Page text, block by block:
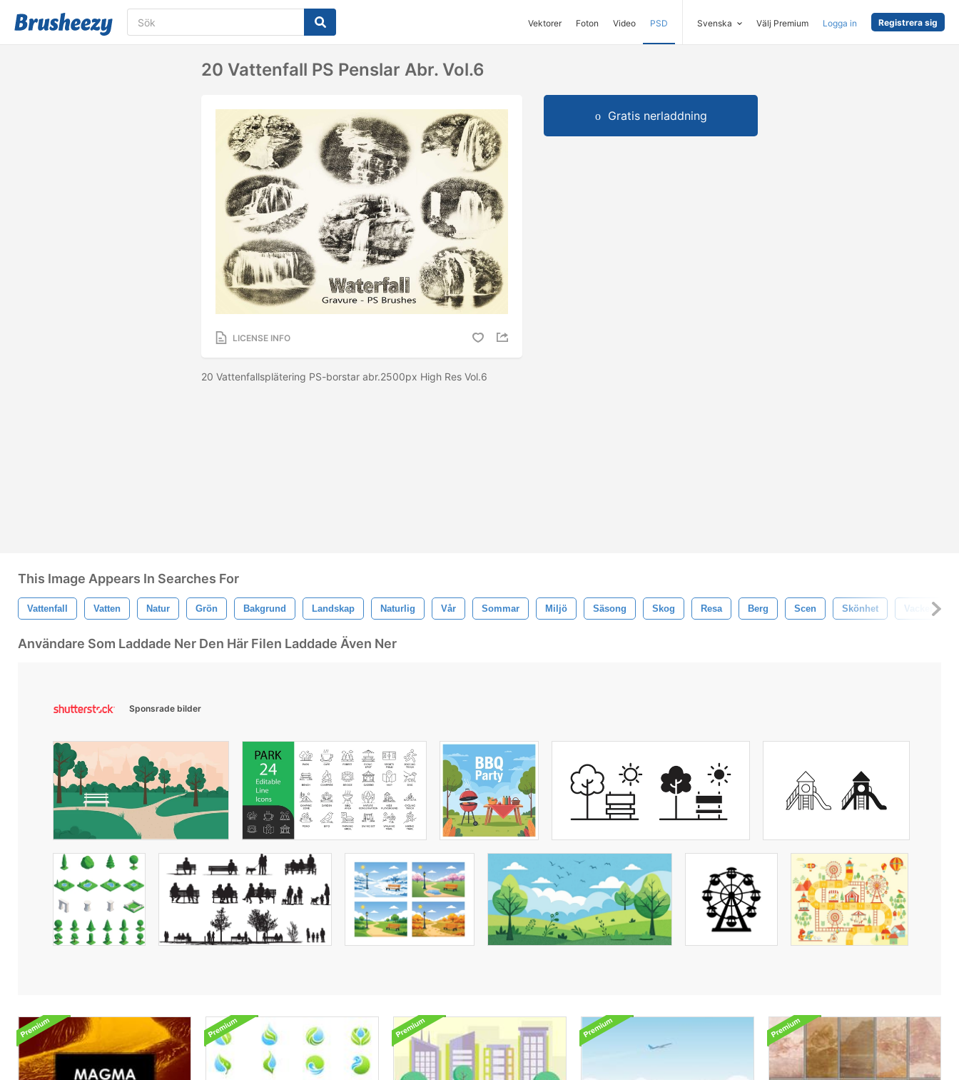
Vektorer Foton Video PSD Svenska Välj Premium Logga in Registrera sig
20 Vattenfall PS Penslar Abr. Vol.6
LICENSE INFO
20 Vattenfallsplätering PS-borstar abr.2500px High Res Vol.6
Gratis nerladdning
This Image Appears In Searches For
Vattenfall Vatten Natur Grön Bakgrund Landskap Naturlig Vår Sommar Miljö Säsong Skog Resa Berg Scen Skönhet Vacker
Användare Som Laddade Ner Den Här Filen Laddade Även Ner
Sponsrade bilder